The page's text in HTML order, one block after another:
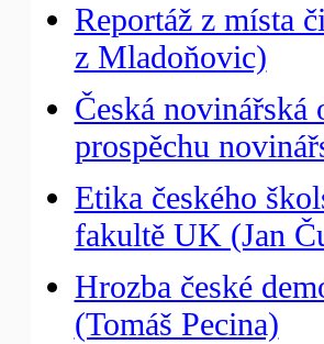
Reportáž z místa
z Mladoňovic)
Česká novinářská
prospěchu
Etika českého
fakultě UK (Jan
Hrozba české
(Tomáš Pecina)